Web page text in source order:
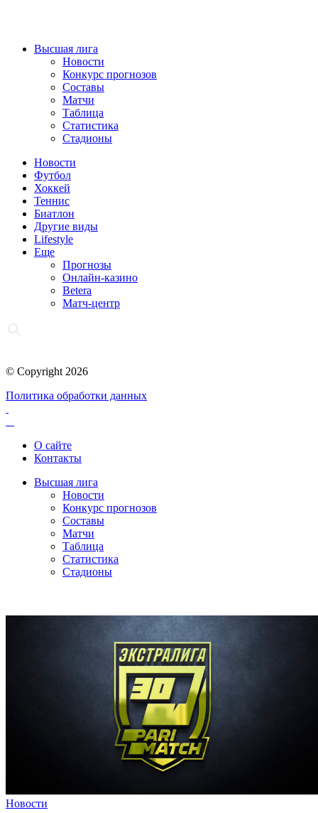
Высшая лига
Новости
Конкурс прогнозов
Составы
Матчи
Таблица
Статистика
Стадионы
Новости
Футбол
Хоккей
Теннис
Биатлон
Другие виды
Lifestyle
Еще
Прогнозы
Онлайн-казино
Betera
Матч-центр
© Copyright 2026
Политика обработки данных
О сайте
Контакты
Высшая лига
Новости
Конкурс прогнозов
Составы
Матчи
Таблица
Статистика
Стадионы
Новости